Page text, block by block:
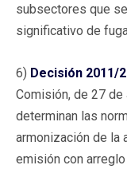
subsectores que
significativo de
6) Decisión 2011/
Comisión, de 27
determinan las
armonización de la
emisión con